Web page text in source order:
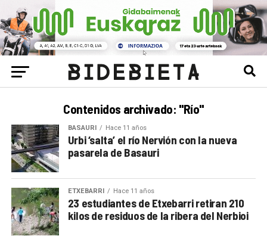
Contenidos archivado: "Río"
BASAURI Hace 11 años
Urbi ‘salta’ el río Nervión con la nueva
pasarela de Basauri
ETXEBARRI Hace 11 años
23 estudiantes de Etxebarri retiran 210
kilos de residuos de la ribera del Nerbioi